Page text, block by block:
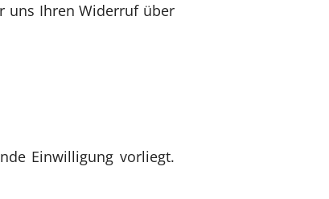
uns Ihren Widerruf über
Einwilligung vorliegt.